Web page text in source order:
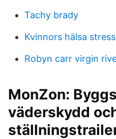
Tachy brady
Kvinnors hälsa stress
Robyn carr virgin
MonZon:
väderskydd